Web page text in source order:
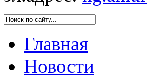
Главная
Новости